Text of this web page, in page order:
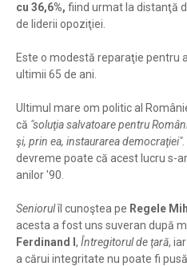
cu 36,6%, fiind urmat la distanţă
de liderii opoziţiei.
Este o modestă reparaţie pentru
ultimii 65 de ani.
Ultimul mare om politic al
că "soluţia salvatoare pentru
şi, prin ea, instaurarea democraţiei"
devreme poate că acest lucru s-
anilor '90.
Seniorulîl cunoştea pe Regele
acesta a fost uns suveran după
Ferdinand I , Întregitorul de ţară,
a cărui integritate nu poate fi